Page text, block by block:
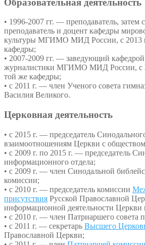
• 1996-2007 гг. — преподаватель, затем
преподаватель и доцент кафедры
культуры МГИМО МИД России, с 2013
кафедры;
• 2007-2009 гг. — заведующий
журналистики МГИМО МИД России, с
той же кафедры;
• с 2011 г. — член Ученого совета
Василия Великого.
Церковная деятельность
• с 2015 г. — председатель
взаимоотношениям Церкви с
• с 2009 г. по 2015 г. — председатель
информационного отдела;
• с 2009 г. — член Синодальной
комиссии;
• с 2010 г. — председатель комиссии
присутствия Русской Православной
информационной деятельности
• с 2010 г. — член Патриаршего совета
• с 2011 г. — секретарь Высшего
Православной Церкви;